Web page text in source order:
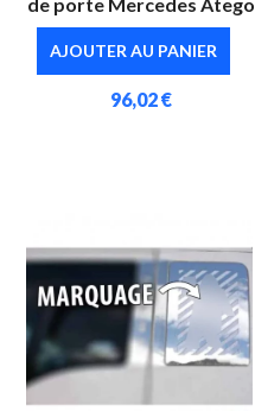
AJOUTER AU PANIER
96,02 €